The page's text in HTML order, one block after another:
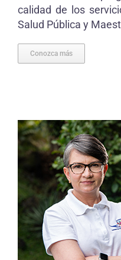
calidad de los
Salud Pública y
Conozca más